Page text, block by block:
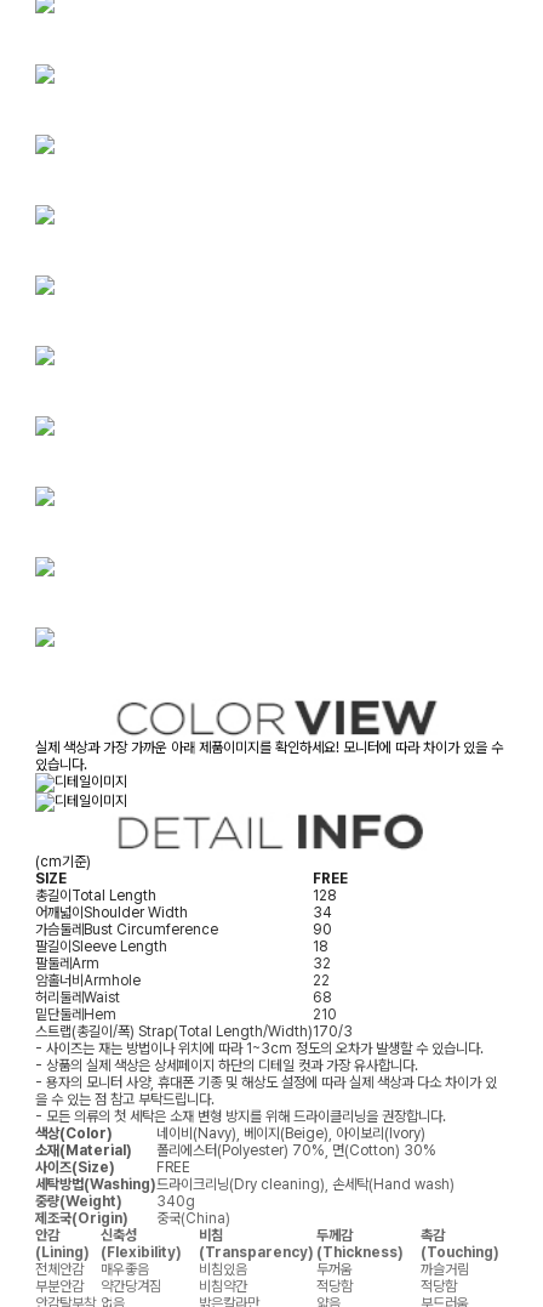
실제 색상과 가장 가까운 아래 제품이미지를 확인하세요! 모니터에 따라 차이가 있을 수
있습니다.
(cm기준)
SIZE
FREE
총길이Total Length
128
어깨넓이Shoulder Width
34
가슴둘레Bust Circumference
90
팔길이Sleeve Length
18
팔둘레Arm
32
암홀너비Armhole
22
허리둘레Waist
68
밑단둘레Hem
210
스트랩(총길이/폭) Strap(Total Length/Width)170/3
- 사이즈는 재는 방법이나 위치에 따라 1~3cm 정도의 오차가 발생할 수 있습니다.
- 상품의 실제 색상은 상세페이지 하단의 디테일 컷과 가장 유사합니다.
- 용자의 모니터 사양, 휴대폰 기종 및 해상도 설정에 따라 실제 색상과 다소 차이가 있
을 수 있는 점 참고 부탁드립니다.
- 모든 의류의 첫 세탁은 소재 변형 방지를 위해 드라이클리닝을 권장합니다.
색상(Color)
네이비(Navy), 베이지(Beige), 아이보리(Ivory)
소재(Material)
폴리에스터(Polyester) 70%, 면(Cotton) 30%
사이즈(Size)
FREE
세탁방법(Washing)드라이크리닝(Dry cleaning), 손세탁(Hand wash)
중량(Weight)
340g
제조국(Origin)
중국(China)
안감
(Lining)
신축성
(Flexibility)
비침
(Transparency)
두께감
(Thickness)
촉감
(Touching)
전체안감
매우좋음 비침있음 두꺼움
까슬거림
부분안감
약간당겨짐 비침약간 적당함
적당함
안감탈부착 없음 밝은칼라만 얇음 부드러움